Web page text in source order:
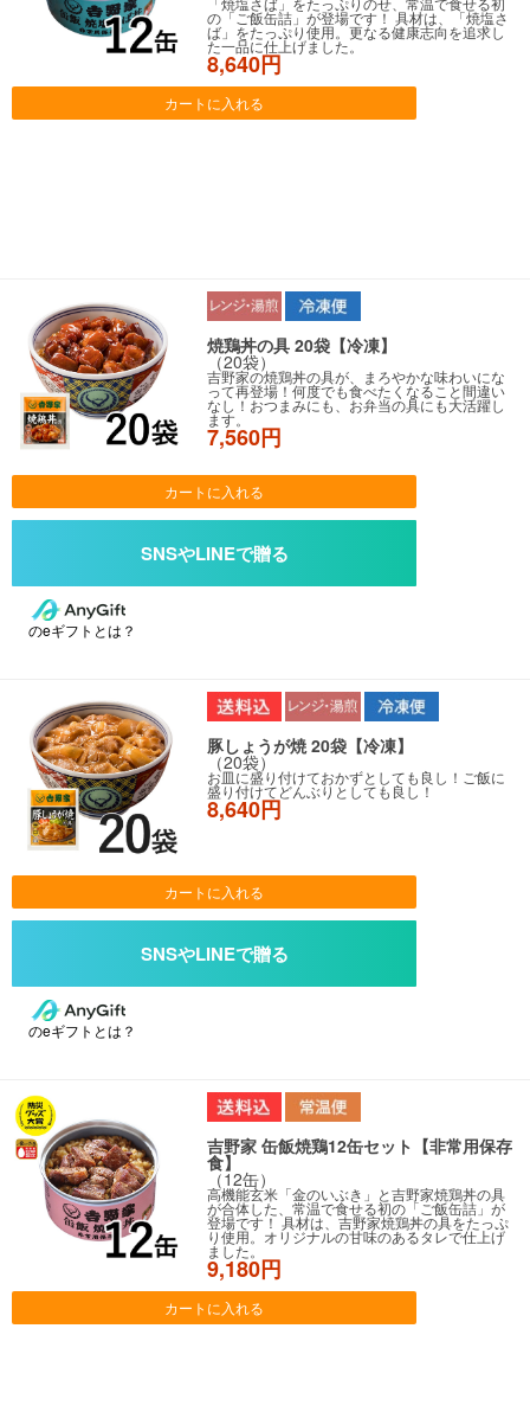
の「ご飯缶詰」が登場です！ 具材は、「焼塩さ
ば」をたっぷり使用。更なる健康志向を追求し
た一品に仕上げました。
8,640円
カートに入れる
焼鶏丼の具 20袋【冷凍】
（20袋）
吉野家の焼鶏丼の具が、まろやかな味わいにな
って再登場！何度でも食べたくなること間違い
なし！おつまみにも、お弁当の具にも大活躍し
ます。
7,560円
カートに入れる
のeギフトとは？
豚しょうが焼 20袋【冷凍】
（20袋）
お皿に盛り付けておかずとしても良し！ご飯に
盛り付けてどんぶりとしても良し！
8,640円
カートに入れる
のeギフトとは？
吉野家 缶飯焼鶏12缶セット【非常用保存
食】
（12缶）
高機能玄米「金のいぶき」と吉野家焼鶏丼の具
が合体した、常温で食せる初の「ご飯缶詰」が
登場です！ 具材は、吉野家焼鶏丼の具をたっぷ
り使用。オリジナルの甘味のあるタレで仕上げ
ました。
9,180円
カートに入れる